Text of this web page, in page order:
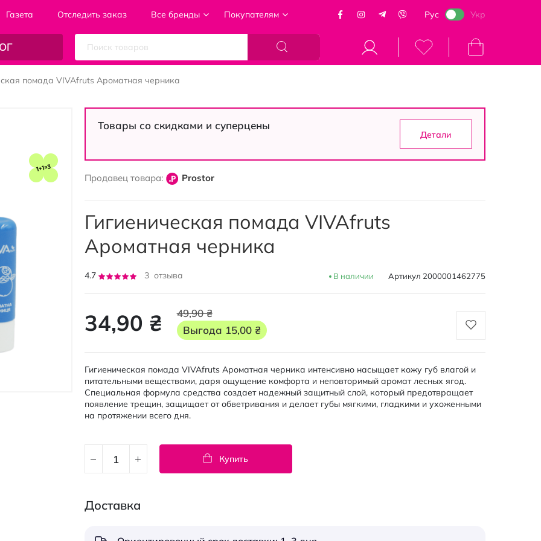
Газета Отследить заказ Все бренды Покупателям Рус Укр
Моя корзина
помада VIVAfruts Ароматная черника
Товары со скидками и суперцены
Детали
Продавец товара: Prostor
Гигиеническая помада VIVAfruts
Ароматная черника
Рейтинг:
4.7
3 отзыва В наличии Артикул 2000001462775
34,90 ₴
49,90 ₴
Выгода 15,00 ₴
Гигиеническая помада VIVAfruts Ароматная черника интенсивно насыщает кожу губ влагой и
питательными веществами, даря ощущение комфорта и неповторимый аромат лесных ягод.
Специальная формула средства создает надежный защитный слой, который предотвращает
появление трещин, защищает от обветривания и делает губы мягкими, гладкими и ухоженными
на протяжении всего дня.
Купить
Доставка